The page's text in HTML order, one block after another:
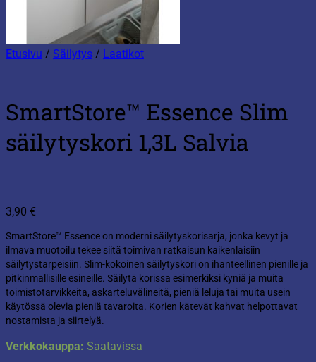
Etusivu / Säilytys / Laatikot
SmartStore™ Essence Slim
säilytyskori 1,3L Salvia
3,90 €
SmartStore™ Essence on moderni säilytyskorisarja, jonka kevyt ja
ilmava muotoilu tekee siitä toimivan ratkaisun kaikenlaisiin
säilytystarpeisiin. Slim-kokoinen säilytyskori on ihanteellinen pienille ja
pitkinmallisille esineille. Säilytä korissa esimerkiksi kyniä ja muita
toimistotarvikkeita, askarteluvälineitä, pieniä leluja tai muita usein
käytössä olevia pieniä tavaroita. Korien kätevät kahvat helpottavat
nostamista ja siirtelyä.
Verkkokauppa: Saatavissa